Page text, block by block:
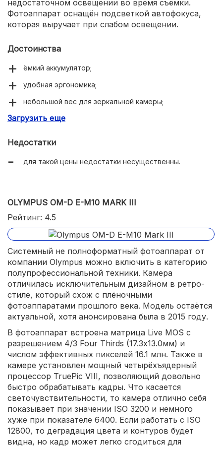
недостаточном освещении во время съёмки.
Фотоаппарат оснащён подсветкой автофокуса,
которая выручает при слабом освещении.
Достоинства
ёмкий аккумулятор;
удобная эргономика;
небольшой вес для зеркальной камеры;
неплохая скорость серийной съёмки;
Загрузить еще
Недостатки
для такой цены недостатки несущественны.
OLYMPUS OM-D E-M10 MARK III
Рейтинг: 4.5
Системный не полноформатный фотоаппарат от
компании Olympus можно включить в категорию
полупрофессиональной техники. Камера
отличилась исключительным дизайном в ретро-
стиле, который схож с плёночными
фотоаппаратами прошлого века. Модель остаётся
актуальной, хотя анонсирована была в 2015 году.
В фотоаппарат встроена матрица Live MOS с
разрешением 4/3 Four Thirds (17.3х13.0мм) и
числом эффективных пикселей 16.1 млн. Также в
камере установлен мощный четырёхъядерный
процессор TruePic VIII, позволяющий довольно
быстро обрабатывать кадры. Что касается
светочувствительности, то камера отлично себя
показывает при значении ISO 3200 и немного
хуже при показателе 6400. Если работать с ISO
12800, то деградация цвета и контуров будет
видна, но кадр может легко сгодиться для